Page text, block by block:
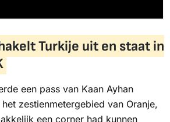
Turkije uit en staat in
een pass van Kaan Ayhan
zestienmetergebied van Oranje,
een corner had kunnen